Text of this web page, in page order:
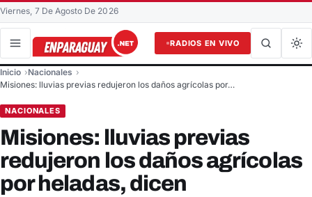
Viernes, 7 De Agosto De 2026
RADIOS EN VIVO
Buscar en el sitio
Inicio
Nacionales
Misiones: lluvias previas redujeron los daños agrícolas por…
NACIONALES
Misiones: lluvias previas
redujeron los daños agrícolas
por heladas, dicen